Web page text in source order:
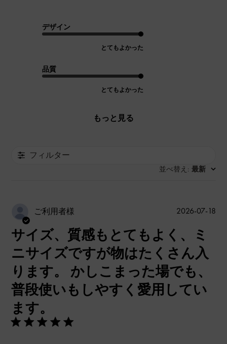
デザイン
とてもよかった
品質
とてもよかった
もっと見る
フィルター
並べ替え : 最新
ご利用者様
サイズ、質感もとてもよく、ミ
ニサイズですが物はたくさん入
ります。 かしこまった場でも、
普段使いもしやすく愛用してい
ます。
公
2026-07-18